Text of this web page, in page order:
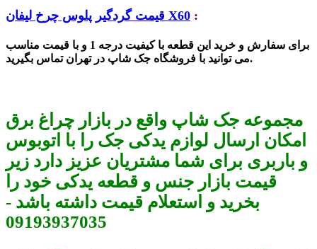
قیمت گردگیر پلوس چرخ لیفان X60 :
برای سفارش و خرید این قطعه با کیفیت درجه 1 و با قیمت مناسب
می توانید با فروشگاه جک شاپ در تهران تماس بگیرید.
مجموعه جک شاپ واقع در بازار چراغ برق
امکان ارسال لوازم یدکی جک را با اتوبوس
و باربری برای شما مشتریان عزیز دارد زیر
قیمت بازار جنس و قطعه یدکی خود را
بخرید و استعلام قیمت داشته باشد -
09193937035